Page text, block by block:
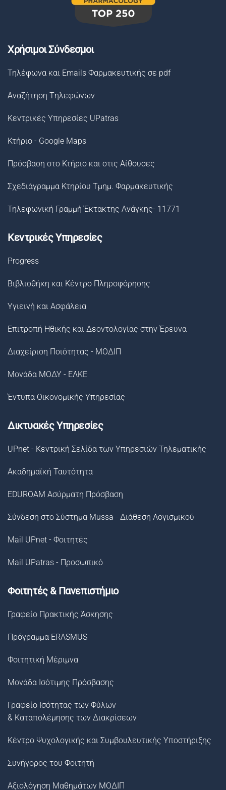
Χρήσιμοι Σύνδεσμοι
Τηλέφωνα και Emails Φαρμακευτικής σε pdf
Αναζήτηση Tηλεφώνων
Κεντρικές Υπηρεσίες UPatras
Κτήριο - Google Maps
Πρόσβαση στο Κτήριο και στις Αίθουσες
Σχεδιάγραμμα Κτηρίου Τμημ. Φαρμακευτικής
Τηλεφωνική Γραμμή Έκτακτης Ανάγκης- 11771
Κεντρικές Υπηρεσίες
Progress
Βιβλιοθήκη και Κέντρο Πληροφόρησης
Υγιεινή και Ασφάλεια
Επιτροπή Ηθικής και Δεοντολογίας στην Έρευνα
Διαχείριση Ποιότητας - ΜΟΔΙΠ
Μονάδα ΜΟΔΥ - ΕΛΚΕ
Έντυπα Οικονομικής Υπηρεσίας
Δικτυακές Υπηρεσίες
UPnet - Κεντρική Σελίδα των Υπηρεσιών Τηλεματικής
Ακαδημαϊκή Ταυτότητα
EDUROAM Ασύρματη Πρόσβαση
Σύνδεση στο Σύστημα Μussa - Διάθεση Λογισμικού
Mail UPnet - Φοιτητές
Mail UPatras - Προσωπικό
Φοιτητές & Πανεπιστήμιο
Γραφείο Πρακτικής Άσκησης
Πρόγραμμα ERASMUS
Φοιτητική Μέριμνα
Μονάδα Ισότιμης Πρόσβασης
Γραφείο Ισότητας των Φύλων
& Καταπολέμησης των Διακρίσεων
Κέντρο Ψυχολογικής και Συμβουλευτικής Υποστήριξης
Συνήγορος του Φοιτητή
Αξιολόγηση Μαθημάτων ΜΟΔΙΠ